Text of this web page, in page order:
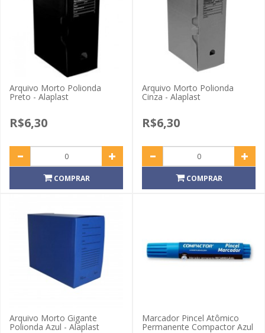
Arquivo Morto Polionda
Preto - Alaplast
R$6,30
COMPRAR
Arquivo Morto Polionda
Cinza - Alaplast
R$6,30
COMPRAR
Arquivo Morto Gigante
Polionda Azul - Alaplast
Marcador Pincel Atômico
Permanente Compactor Azul